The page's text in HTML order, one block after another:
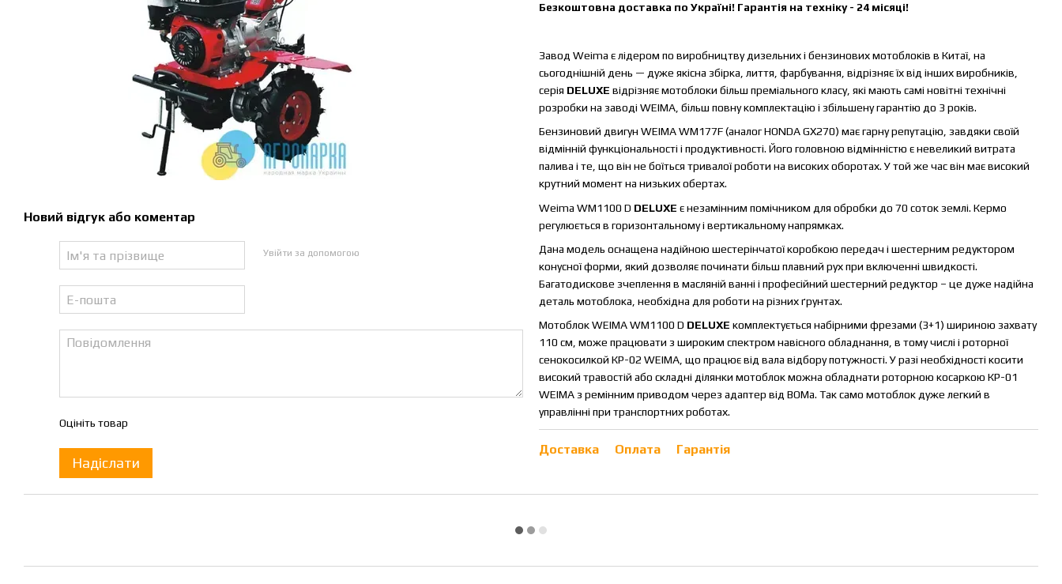
Новий відгук або коментар
Увійти за допомогою
Оцініть товар
Надіслати
Безкоштовна доставка по Україні! Гарантія на техніку - 24 місяці!
Завод Weima є лідером по виробництву дизельних і бензинових мотоблоків в Китаї, на
сьогоднішній день — дуже якісна збірка, лиття, фарбування, відрізняє їх від інших виробників,
серія DELUXE відрізняє мотоблоки більш преміального класу, які мають самі новітні технічні
розробки на заводі WEIMA, більш повну комплектацію і збільшену гарантію до 3 років.
Бензиновий двигун WEIMA WM177F (аналог HONDA GX270) має гарну репутацію, завдяки своїй
відмінній функціональності і продуктивності. Його головною відмінністю є невеликий витрата
палива і те, що він не боїться тривалої роботи на високих оборотах. У той же час він має високий
крутний момент на низьких обертах.
Weima WM1100 D DELUXE є незамінним помічником для обробки до 70 соток землі. Кермо
регулюється в горизонтальному і вертикальному напрямках.
Дана модель оснащена надійною шестерінчатої коробкою передач і шестерним редуктором
конусної форми, який дозволяє починати більш плавний рух при включенні швидкості.
Багатодискове зчеплення в масляній ванні і професійний шестерний редуктор – це дуже надійна
деталь мотоблока, необхідна для роботи на різних ґрунтах.
Мотоблок WEIMA WM1100 D DELUXE комплектується набірними фрезами (3+1) шириною захвату
110 см, може працювати з широким спектром навісного обладнання, в тому числі і роторної
сенокосилкой КР-02 WEIMA, що працює від вала відбору потужності. У разі необхідності косити
високий травостій або складні ділянки мотоблок можна обладнати роторною косаркою КР-01
WEIMA з ремінним приводом через адаптер від ВОМа. Так само мотоблок дуже легкий в
управлінні при транспортних роботах.
Доставка Оплата Гарантія